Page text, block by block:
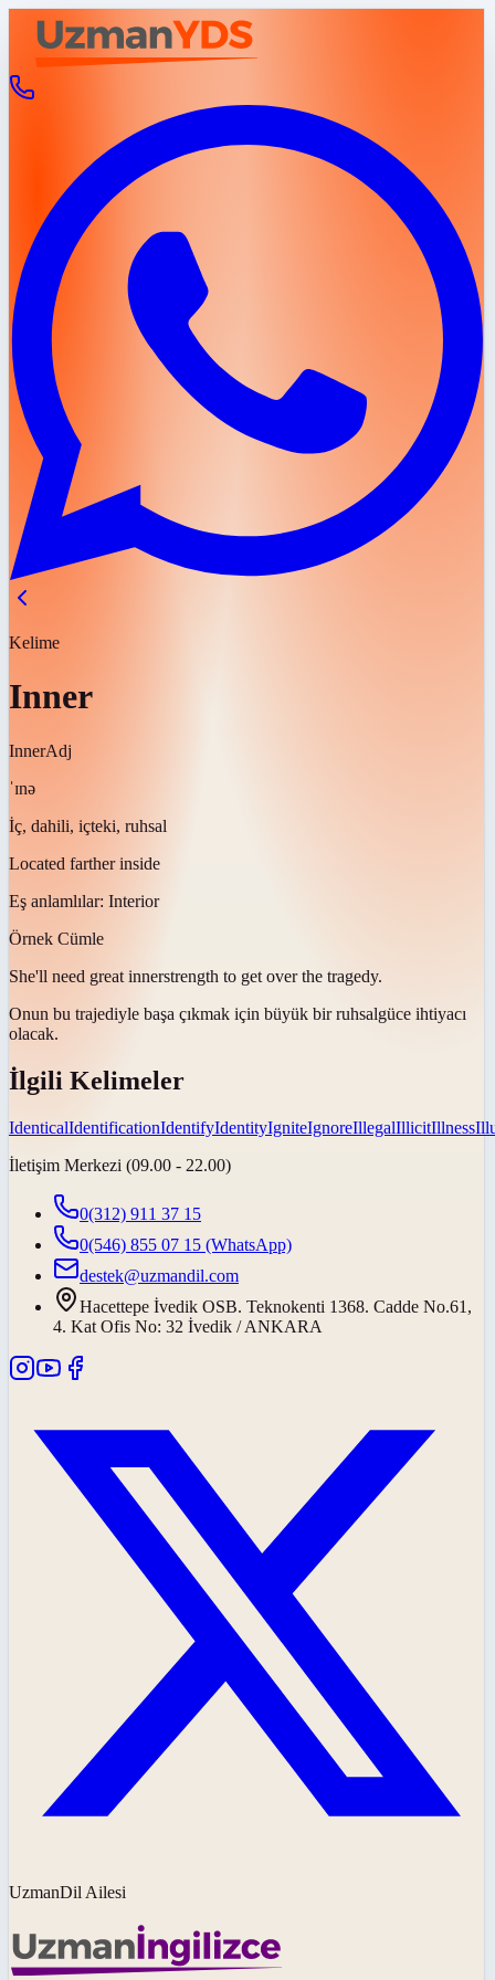
Kelime
Inner
InnerAdj
ˈɪnə
İç, dahili, içteki, ruhsal
Located farther inside
Eş anlamlılar: Interior
Örnek Cümle
She'll need great innerstrength to get over the tragedy.
Onun bu trajediyle başa çıkmak için büyük bir ruhsalgüce ihtiyacı
olacak.
İlgili Kelimeler
IdenticalIdentificationIdentifyIdentityIgniteIgnoreIllegalIllicitIllness
İletişim Merkezi (09.00 - 22.00)
0(312) 911 37 15
0(546) 855 07 15 (WhatsApp)
destek@uzmandil.com
Hacettepe İvedik OSB. Teknokenti 1368. Cadde No.61,
4. Kat Ofis No: 32 İvedik / ANKARA
UzmanDil Ailesi